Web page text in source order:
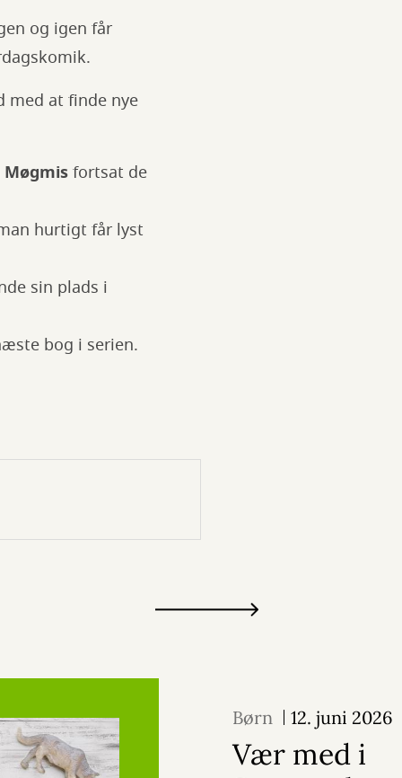
og igen får
med at finde nye
Møgmisfortsat de
hurtigt får lyst
sin plads i
bog i serien.
Børn 12. juni 2026
Vær med i